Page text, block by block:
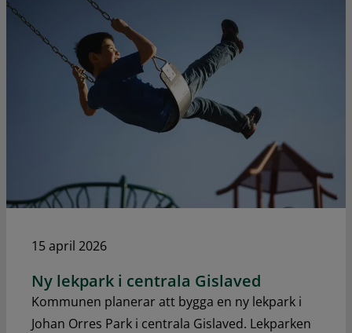
15 april 2026
Ny lekpark i centrala Gislaved
Kommunen planerar att bygga en ny lekpark i
Johan Orres Park i centrala Gislaved. Lekparken